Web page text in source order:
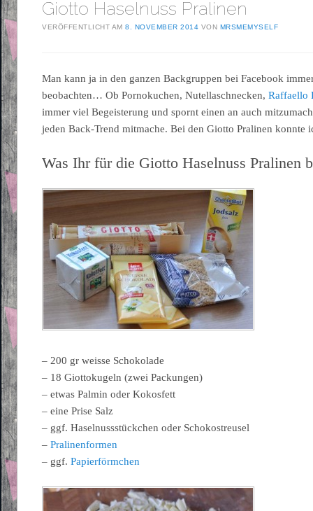
Giotto Haselnuss Pralinen
VERÖFFENTLICHT AM8. NOVEMBER 2014 VON MRSMEMYSELF
Man kann ja in den ganzen Backgruppen bei Facebook
beobachten… Ob Pornokuchen, Nutellaschnecken,Raffaello
immer viel Begeisterung und spornt einen an auch
jeden Back-Trend mitmache. Bei den Giotto Pralinen konnte
Was Ihr für die Giotto Haselnuss Pralinen
– 200 gr weisse Schokolade
– 18 Giottokugeln (zwei Packungen)
– etwas Palmin oder Kokosfett
– eine Prise Salz
– ggf. Haselnussstückchen oder Schokostreusel
–Pralinenformen
– ggf.Papierförmchen